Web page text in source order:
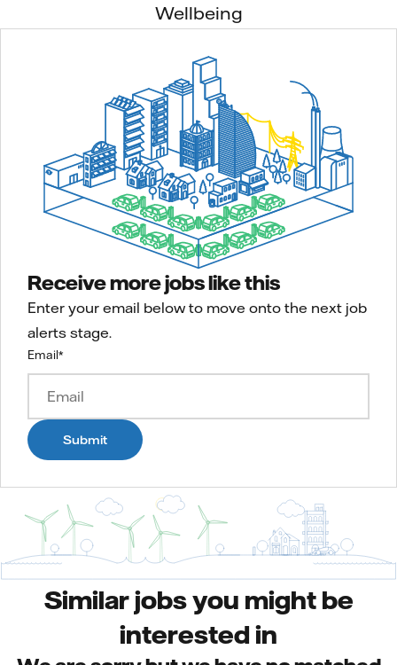
Wellbeing
Receive more jobs like this
Enter your email below to move onto the next job
alerts stage.
Email*
Submit
Similar jobs you might be
interested in